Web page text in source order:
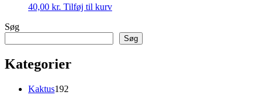
40,00 kr. Tilføj til kurv
Søg
Søg
Kategorier
Kaktus192